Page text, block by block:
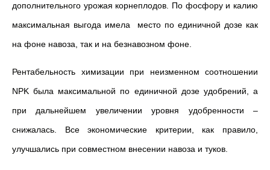
дополнительного урожая корнеплодов. По фосфору и калию
максимальная выгода имела место по единич­ной дозе как
на фоне навоза, так и на безнавозном фоне.
Рентабельность химизации при неизменном соотношении
NPK была максимальной по единичной дозе удобрений, а
при дальнейшем увеличении уровня удобренности –
снижалась. Все экономические критерии, как правило,
улучшались при совместном внесении навоза и туков.